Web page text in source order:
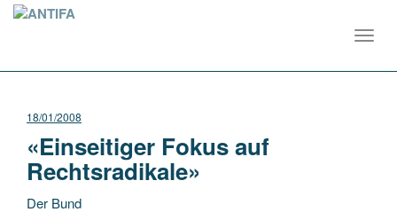
18/01/2008
«Einseitiger Fokus auf
Rechtsradikale»
Der Bund